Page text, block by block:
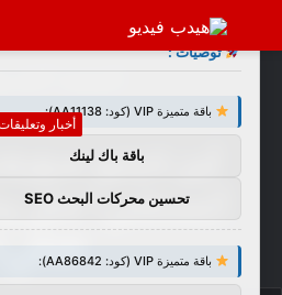
بحث
عن
الرئيسية/أخبار
أخبار
أغسطس؟ متى
توصيات :
باقة متميزة VIP (كود: AA11138):
باقة باك لينك
تحسين محركات البحث SEO
باقة متميزة VIP (كود: AA86842):